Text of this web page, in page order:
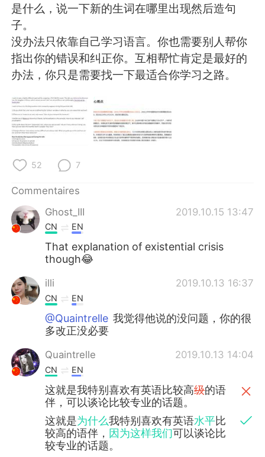
繁體中文 Español
العربية Deutsch
日本語 한국어
Русский
Indonesia Italiano
Türkçe
Português
是什么，说一下新的生词在哪里出现然后造句
子。
没办法只依靠自己学习语言。你也需要别人帮你
指出你的错误和纠正你。互相帮忙肯定是最好的
办法，你只是需要找一下最适合你学习之路。
52 7
Commentaires
Ghost_III
2019.10.15 13:47
CN EN
That explanation of existential crisis
though😂
illi 2019.10.13 16:37
CN EN
@Quaintrelle 我觉得他说的没问题，你的很
多改正没必要
Quaintrelle 2019.10.13 14:04
CN EN
这就是我特别喜欢有英语比较高级的语
伴，可以谈论比较专业的话题。
这就是为什么我特别喜欢有英语水平比
较高的语伴， 因为这样我们可以谈论比
较专业的话题。